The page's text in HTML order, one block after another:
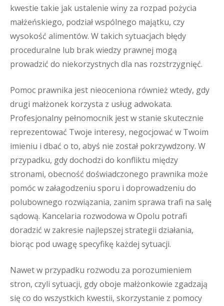
kwestie takie jak ustalenie winy za rozpad pożycia
małżeńskiego, podział wspólnego majątku, czy
wysokość alimentów. W takich sytuacjach błędy
proceduralne lub brak wiedzy prawnej mogą
prowadzić do niekorzystnych dla nas rozstrzygnięć.
Pomoc prawnika jest nieoceniona również wtedy, gdy
drugi małżonek korzysta z usług adwokata.
Profesjonalny pełnomocnik jest w stanie skutecznie
reprezentować Twoje interesy, negocjować w Twoim
imieniu i dbać o to, abyś nie został pokrzywdzony. W
przypadku, gdy dochodzi do konfliktu między
stronami, obecność doświadczonego prawnika może
pomóc w załagodzeniu sporu i doprowadzeniu do
polubownego rozwiązania, zanim sprawa trafi na salę
sądową. Kancelaria rozwodowa w Opolu potrafi
doradzić w zakresie najlepszej strategii działania,
biorąc pod uwagę specyfikę każdej sytuacji.
Nawet w przypadku rozwodu za porozumieniem
stron, czyli sytuacji, gdy oboje małżonkowie zgadzają
się co do wszystkich kwestii, skorzystanie z pomocy